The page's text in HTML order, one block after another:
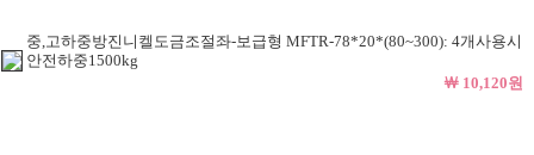
중,고하중방진니켈도금조절좌-보급형 MFTR-78*20*(80~300): 4개사용시
안전하중1500kg
￦ 10,120원